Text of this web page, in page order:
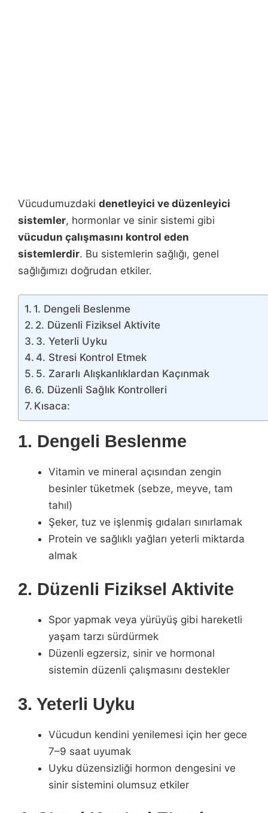
Vücudumuzdaki denetleyici ve düzenleyici
sistemler, hormonlar ve sinir sistemi gibi
vücudun çalışmasını kontrol eden
sistemlerdir. Bu sistemlerin sağlığı, genel
sağlığımızı doğrudan etkiler.
1. Dengeli Beslenme
2. Düzenli Fiziksel Aktivite
3. Yeterli Uyku
4. Stresi Kontrol Etmek
5. Zararlı Alışkanlıklardan Kaçınmak
6. Düzenli Sağlık Kontrolleri
Kısaca:
1. Dengeli Beslenme
Vitamin ve mineral açısından zengin
besinler tüketmek (sebze, meyve, tam
tahıl)
Şeker, tuz ve işlenmiş gıdaları sınırlamak
Protein ve sağlıklı yağları yeterli miktarda
almak
2. Düzenli Fiziksel Aktivite
Spor yapmak veya yürüyüş gibi hareketli
yaşam tarzı sürdürmek
Düzenli egzersiz, sinir ve hormonal
sistemin düzenli çalışmasını destekler
3. Yeterli Uyku
Vücudun kendini yenilemesi için her gece
7–9 saat uyumak
Uyku düzensizliği hormon dengesini ve
sinir sistemini olumsuz etkiler